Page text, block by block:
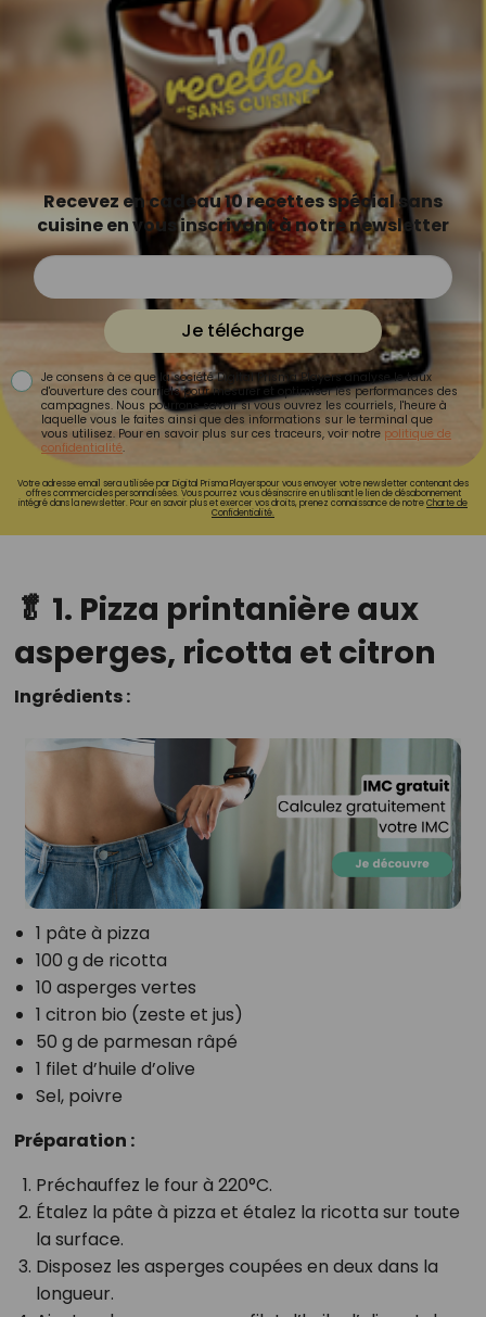
Recevez en cadeau 10 recettes spécial sans
cuisine en vous inscrivant à notre newsletter
Je télécharge
Je consens à ce que la société Digital Prisma Players analyse le taux
d'ouverture des courriels pour mesurer et optimiser les performances des
campagnes. Nous pourrons savoir si vous ouvrez les courriels, l'heure à
laquelle vous le faites ainsi que des informations sur le terminal que
vous utilisez. Pour en savoir plus sur ces traceurs, voir notre politique de
confidentialité.
Votre adresse email sera utilisée par Digital Prisma Playerspour vous envoyer votre newsletter contenant des
offres commerciales personnalisées. Vous pourrez vous désinscrire en utilisant le lien de désabonnement
intégré dans la newsletter. Pour en savoir plus et exercer vos droits, prenez connaissance de notreCharte de
Confidentialité.
🥬 1. Pizza printanière aux
asperges, ricotta et citron
Ingrédients :
1 pâte à pizza
100 g de ricotta
10 asperges vertes
1 citron bio (zeste et jus)
50 g de parmesan râpé
1 filet d’huile d’olive
Sel, poivre
Préparation :
Préchauffez le four à 220°C.
Étalez la pâte à pizza et étalez la ricotta sur toute
la surface.
Disposez les asperges coupées en deux dans la
longueur.